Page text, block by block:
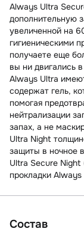
Always Ultra
дополнительную
увеличенной на
гигиеническими
получаете еще
вы ни двигались
Always Ultra
содержат гель,
помогая
нейтрализации
запах, а не
Ultra Night
защиты в ночное
Ultra Secure
прокладки
Состав